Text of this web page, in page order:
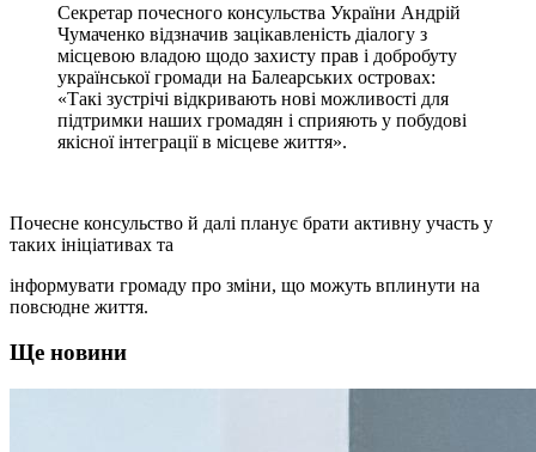
Секретар почесного консульства України Андрій
Чумаченко відзначив зацікавленість діалогу з
місцевою владою щодо захисту прав і добробуту
української громади на Балеарських островах:
«Такі зустрічі відкривають нові можливості для
підтримки наших громадян і сприяють у побудові
якісної інтеграції в місцеве життя».
Почесне консульство й далі планує брати активну участь у
таких ініціативах та
інформувати громаду про зміни, що можуть вплинути на
повсюдне життя.
Ще новини